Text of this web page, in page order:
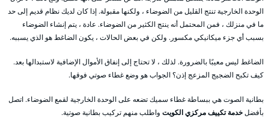
الوحدة الخارجية تنتج القليل من الضوضاء ، ولكنها مقبولة. إذا كان لديك نظام قديم إلى حد
ما في منزلك ، فمن المحتمل أنه ينتج الكثير من الضوضاء. عادة ، يتم إنشاء الضوضاء
بسبب أي جزء ميكانيكي مكسور. ولكن في بعض الحالات ، يكون الضاغط هو الذي يسببه.
الضاغط ليس معيبًا بالضرورة. لذلك ، لا تحتاج إلى إنفاق الأموال الإضافية لاستبدالها بعد.
كيف تكبح الضجيج المزعج إذن؟ الجواب هو وضع غطاء صوتي فوقها.
بطانية الصوت هي ببساطة غطاء سميك تضعه على الوحدة الخارجية لقمع الضوضاء. اتصل
بأفضلخدمة تكييف مركزي الكويت واطلب منهم تركيب بطانية صوتية.